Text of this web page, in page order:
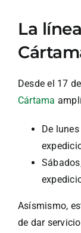
La
Desde el 17
Cártama
De
Asísmismo,
de dar